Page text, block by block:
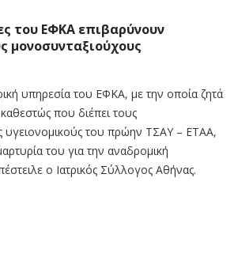
του ΕΦΚΑ επιβαρύνουν
μονοσυνταξιούχους
υπηρεσία του ΕΦΚΑ, με την οποία ζητά
καθεστώς που διέπει τους
υγειονομικούς του πρώην ΤΣΑΥ – ΕΤΑΑ,
του για την αναδρομική
ο Ιατρικός Σύλλογος Αθήνας.